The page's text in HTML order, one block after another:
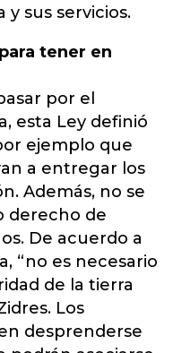
sus servicios.
tener en
por el
esta Ley definió
ejemplo que
a entregar los
Además, no se
derecho de
De acuerdo a
“no es necesario
de la tierra
Los
desprenderse